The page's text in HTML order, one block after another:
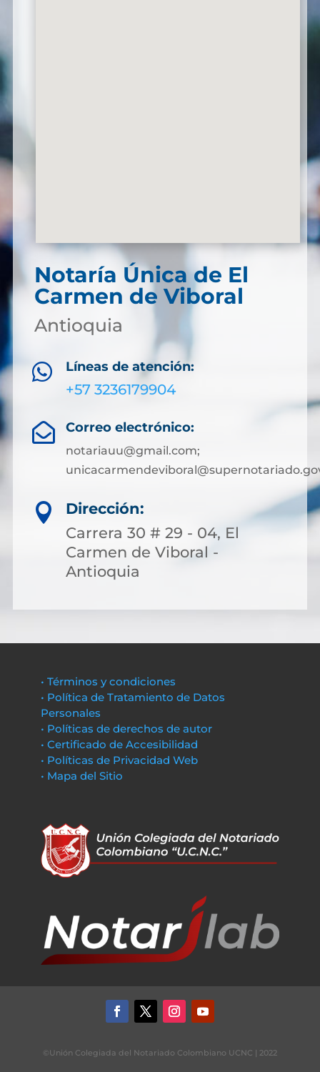
Notaría Única de El
Carmen de Viboral
Antioquia
 Líneas de atención:
+57 3236179904
 Correo electrónico:
notariauu@gmail.com;

Dirección:
Carrera 30 # 29 - 04, El
Carmen de Viboral -
Antioquia
• Términos y condiciones
• Política de Tratamiento de Datos
Personales
• Políticas de derechos de autor
• Certificado de Accesibilidad
• Políticas de Privacidad Web
• Mapa del Sitio
©Unión Colegiada del Notariado Colombiano UCNC | 2022